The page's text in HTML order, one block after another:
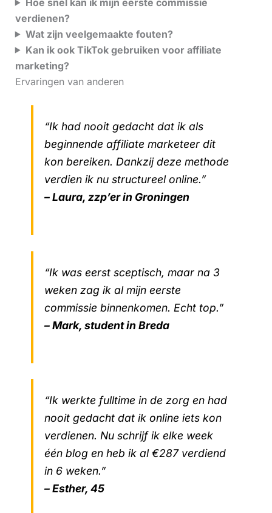
verdienen?
Wat zijn veelgemaakte fouten?
Kan ik ook TikTok gebruiken voor affiliate
marketing?
Ervaringen van anderen
“Ik had nooit gedacht dat ik als
beginnende affiliate marketeer dit
kon bereiken. Dankzij deze methode
verdien ik nu structureel online.”
– Laura, zzp’er in Groningen
“Ik was eerst sceptisch, maar na 3
weken zag ik al mijn eerste
commissie binnenkomen. Echt top.”
– Mark, student in Breda
“Ik werkte fulltime in de zorg en had
nooit gedacht dat ik online iets kon
verdienen. Nu schrijf ik elke week
één blog en heb ik al €287 verdiend
in 6 weken.”
– Esther, 45